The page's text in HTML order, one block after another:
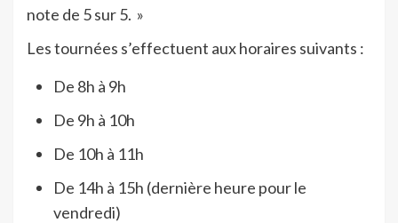
note de 5 sur 5. »
Les tournées s’effectuent aux horaires suivants :
De 8h à 9h
De 9h à 10h
De 10h à 11h
De 14h à 15h (dernière heure pour le
vendredi)